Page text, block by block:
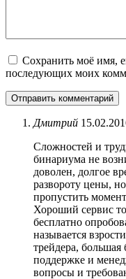
Сохранить моё имя,
последующих моих
Дмитрий
Сложностей и
бинариума не
доволен, долгое
развороту цены,
пропустить
Хороший сервис
бесплатно
называется
трейдера, большая
поддержке и
вопросы и